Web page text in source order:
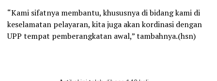
“Kami sifatnya membantu, khususnya di bidang kami di
keselamatan pelayaran, kita juga akan kordinasi dengan
UPP tempat pemberangkatan awal,” tambahnya.(hsn)